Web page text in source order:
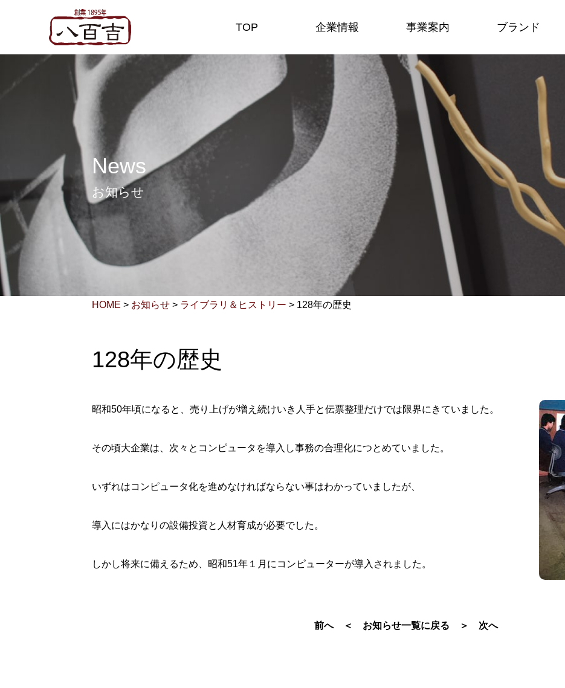
TOP 企業情報 事業案内 ブランド
お知らせ
HOME > お知らせ > ライブラリ＆ヒストリー > 128年の歴史
128年の歴史
昭和50年頃になると、売り上げが増え続けいき人手と伝票整理だけでは限界にきていました。
その頃大企業は、次々とコンピュータを導入し事務の合理化につとめていました。
いずれはコンピュータ化を進めなければならない事はわかっていましたが、
導入にはかなりの設備投資と人材育成が必要でした。
しかし将来に備えるため、昭和51年１月にコンピューターが導入されました。
前へ ＜ お知らせ一覧に戻る ＞ 次へ